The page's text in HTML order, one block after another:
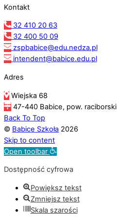
Kontakt
32 410 20 63
32 400 50 09
zspbabice@edu.nedza.pl
intendent@babice.edu.pl
Adres
Wiejska 68
47-440 Babice, pow. raciborski
Back To Top
© Babice Szkoła 2026
Skip to content
Open toolbar
Dostępność cyfrowa
Powiększ tekst
Zmniejsz tekst
Skala szarości